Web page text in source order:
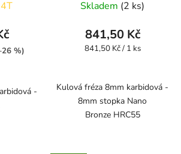
%)
-
Skladem (2 ks)
841,50 Kč
Měrná
841,50 Kč / 1 ks
Kulová fréza 8mm karbidová -
8mm stopka Nano
Bronze HRC55